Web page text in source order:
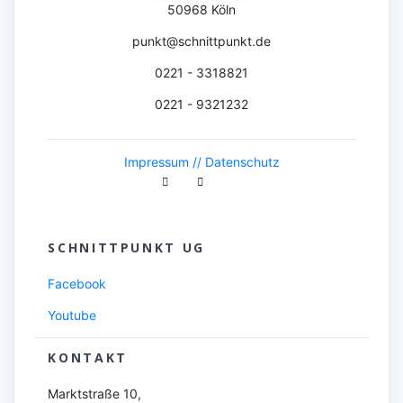
50968 Köln
punkt@schnittpunkt.de
0221 - 3318821
0221 - 9321232
Impressum // Datenschutz
SCHNITTPUNKT UG
Facebook
Youtube
KONTAKT
Marktstraße 10,